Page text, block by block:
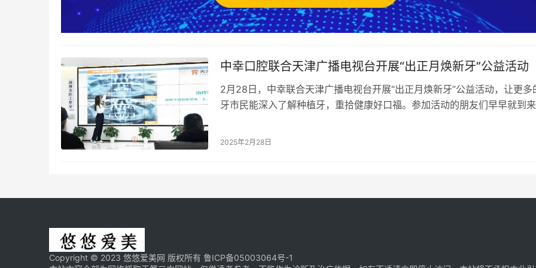
中幸口腔联合天津广播电视台开展“出正月焕新牙”公益活动
2月28日，中幸联合天津广播电视台开展“出正月焕新牙”公益活动，让更多
牙市民能深入了解种植牙，重拾健康好口福。参加活动的朋友们早早就到
2025年2月28日
Copyright © 2023 悠悠爱美网 版权所有 鲁ICP备05003064号-1